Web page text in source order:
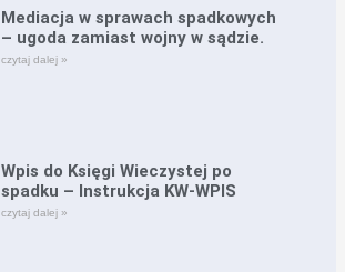
Mediacja w sprawach spadkowych
– ugoda zamiast wojny w sądzie.
czytaj dalej »
Wpis do Księgi Wieczystej po
spadku – Instrukcja KW-WPIS
czytaj dalej »